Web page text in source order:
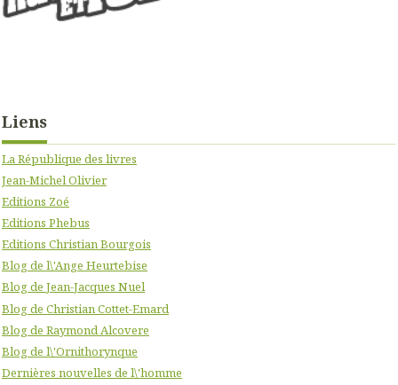
Liens
La République des livres
Jean-Michel Olivier
Editions Zoé
Editions Phebus
Editions Christian Bourgois
Blog de l\'Ange Heurtebise
Blog de Jean-Jacques Nuel
Blog de Christian Cottet-Emard
Blog de Raymond Alcovere
Blog de l\'Ornithorynque
Dernières nouvelles de l\'homme